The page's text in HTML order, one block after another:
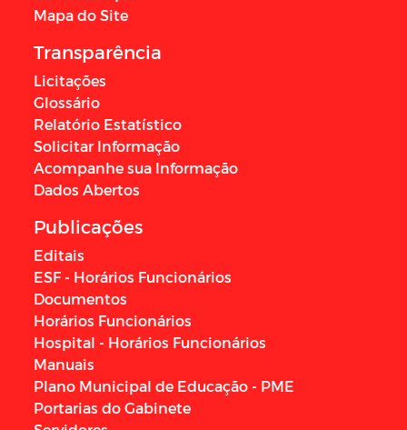
Mapa do Site
Transparência
Licitações
Glossário
Relatório Estatístico
Solicitar Informação
Acompanhe sua Informação
Dados Abertos
Publicações
Editais
ESF - Horários Funcionários
Documentos
Horários Funcionários
Hospital - Horários Funcionários
Manuais
Plano Municipal de Educação - PME
Portarias do Gabinete